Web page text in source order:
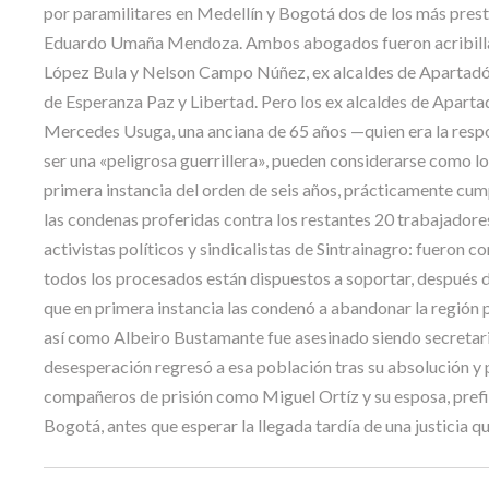
por paramilitares en Medellín y Bogotá dos de los más
Eduardo Umaña Mendoza. Ambos abogados fueron
López Bula y Nelson Campo Núñez, ex alcaldes de
de Esperanza Paz y Libertad. Pero los ex alcaldes de
Mercedes Usuga, una anciana de 65 años —quien era la
ser una «peligrosa guerrillera», pueden considerarse como
primera instancia del orden de seis años, prácticamente
las condenas proferidas contra los restantes 20
activistas políticos y sindicalistas de Sintrainagro: fueron
todos los procesados están dispuestos a soportar,
que en primera instancia las condenó a abandonar la
así como Albeiro Bustamante fue asesinado siendo
desesperación regresó a esa población tras su absolución
compañeros de prisión como Miguel Ortíz y su esposa,
Bogotá, antes que esperar la llegada tardía de una justicia